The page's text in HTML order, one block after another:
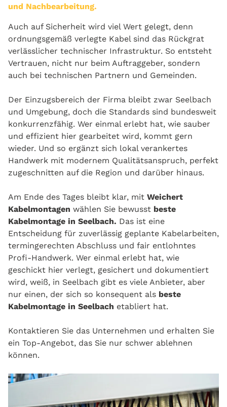
und Nachbearbeitung.
Auch auf Sicherheit wird viel Wert gelegt, denn
ordnungsgemäß verlegte Kabel sind das Rückgrat
verlässlicher technischer Infrastruktur. So entsteht
Vertrauen, nicht nur beim Auftraggeber, sondern
auch bei technischen Partnern und Gemeinden.
Der Einzugsbereich der Firma bleibt zwar Seelbach
und Umgebung, doch die Standards sind bundesweit
konkurrenzfähig. Wer einmal erlebt hat, wie sauber
und effizient hier gearbeitet wird, kommt gern
wieder. Und so ergänzt sich lokal verankertes
Handwerk mit modernem Qualitätsanspruch, perfekt
zugeschnitten auf die Region und darüber hinaus.
Am Ende des Tages bleibt klar, mit Weichert
Kabelmontagen wählen Sie bewusst beste
Kabelmontage in Seelbach. Das ist eine
Entscheidung für zuverlässig geplante Kabelarbeiten,
termingerechten Abschluss und fair entlohntes
Profi‑Handwerk. Wer einmal erlebt hat, wie
geschickt hier verlegt, gesichert und dokumentiert
wird, weiß, in Seelbach gibt es viele Anbieter, aber
nur einen, der sich so konsequent als beste
Kabelmontage in Seelbach etabliert hat.
Kontaktieren Sie das Unternehmen und erhalten Sie
ein Top-Angebot, das Sie nur schwer ablehnen
können.